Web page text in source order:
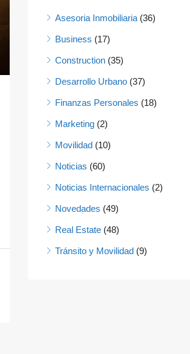
Asesoria Inmobiliaria (36)
Business (17)
Construction (35)
Desarrollo Urbano (37)
Finanzas Personales (18)
Marketing (2)
Movilidad (10)
Noticias (60)
Noticias Internacionales (2)
Novedades (49)
Real Estate (48)
Tránsito y Movilidad (9)